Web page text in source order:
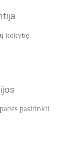
kokybę.
pasirinkti